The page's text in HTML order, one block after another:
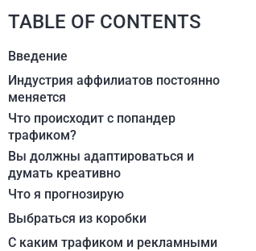
TABLE OF CONTENTS
Введение
Индустрия аффилиатов постоянно
меняется
Что происходит с попандер
трафиком?
Вы должны адаптироваться и
думать креативно
Что я прогнозирую
Выбраться из коробки
С каким трафиком и рекламными